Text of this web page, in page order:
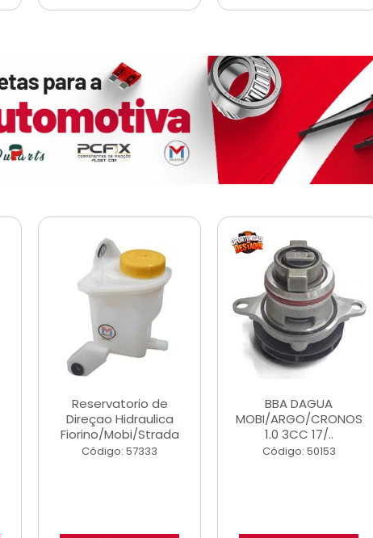
Reservatorio de
Direçao Hidraulica
Fiorino/Mobi/Strada
Código: 57333
BBA DAGUA
MOBI/ARGO/CRONOS
1.0 3CC 17/..
Código: 50153